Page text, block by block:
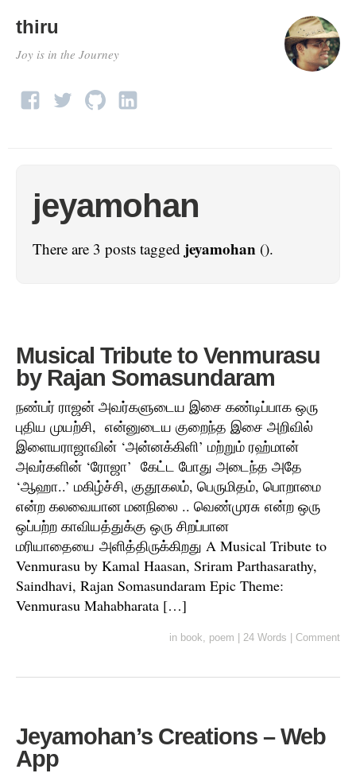
thiru
Joy is in the Journey
jeyamohan
There are 3 posts tagged jeyamohan ().
Musical Tribute to Venmurasu
by Rajan Somasundaram
நண்பர் ராஜன் அவர்களுடைய இசை கண்டிப்பாக ஒரு
புதிய முயற்சி, என்னுடைய குறைந்த இசை அறிவில்
இளையராஜாவின் ‘அன்னக்கிளி’ மற்றும் ரஹ்மான்
அவர்களின் ‘ரோஜா’ கேட்ட போது அடைந்த அதே
‘ஆஹா..’ மகிழ்ச்சி, குதூகலம், பெருமிதம், பொறாமை
என்ற கலவையான மனநிலை .. வெண்முரசு என்ற ஒரு
ஒப்பற்ற காவியத்துக்கு ஒரு சிறப்பான
மரியாதையை அளித்திருக்கிறது A Musical Tribute to
Venmurasu by Kamal Haasan, Sriram Parthasarathy,
Saindhavi, Rajan Somasundaram Epic Theme:
Venmurasu Mahabharata […]
in book, poem 24 Words Comment
Jeyamohan’s Creations – Web
App